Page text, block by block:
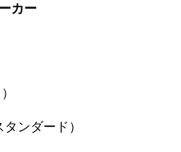
カー
タンダード）